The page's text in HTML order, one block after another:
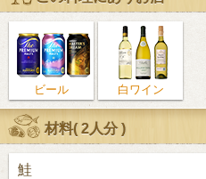
ビール 白ワイン
材料(2人分)
鮭